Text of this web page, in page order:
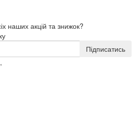
наших акцій та знижок?
Підписатись